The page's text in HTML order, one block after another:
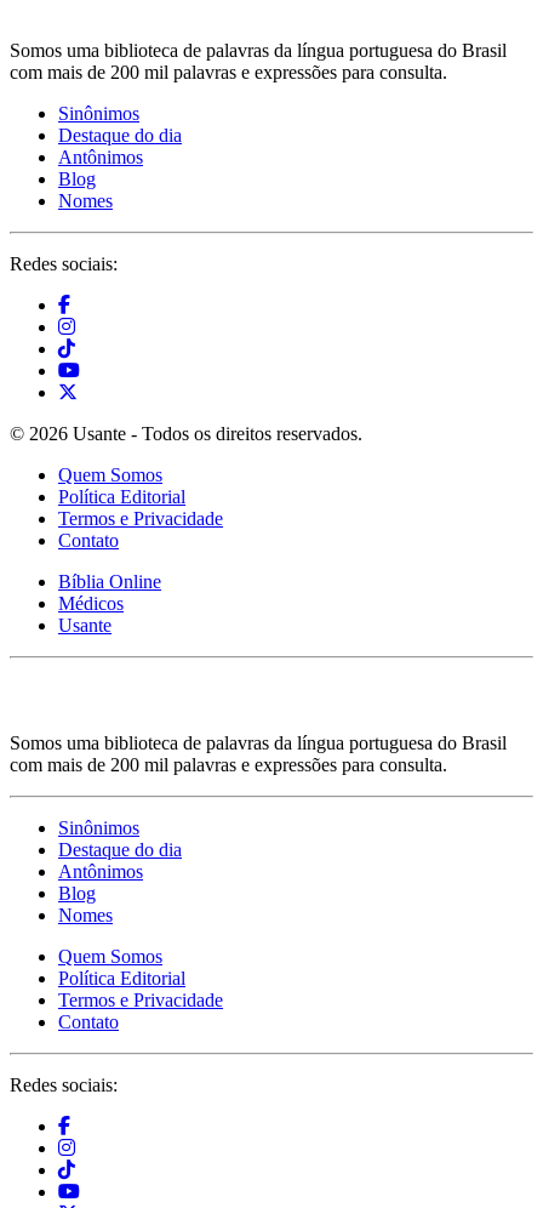
Somos uma biblioteca de palavras da língua portuguesa do Brasil
com mais de 200 mil palavras e expressões para consulta.
Sinônimos
Destaque do dia
Antônimos
Blog
Nomes
Redes sociais:
© 2026 Usante - Todos os direitos reservados.
Quem Somos
Política Editorial
Termos e Privacidade
Contato
Bíblia Online
Médicos
Usante
Somos uma biblioteca de palavras da língua portuguesa do Brasil
com mais de 200 mil palavras e expressões para consulta.
Sinônimos
Destaque do dia
Antônimos
Blog
Nomes
Quem Somos
Política Editorial
Termos e Privacidade
Contato
Redes sociais: